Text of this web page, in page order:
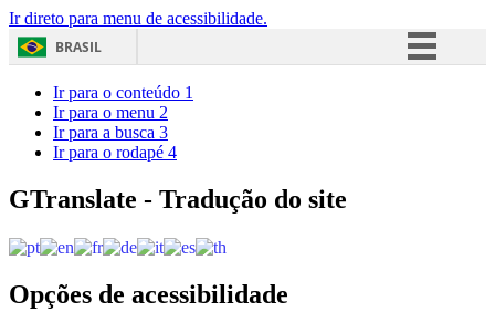
Ir direto para menu de acessibilidade.
BRASIL
Acesso à informação
Ir para o conteúdo 1
Ir para o menu 2
Ir para a busca 3
Ir para o rodapé 4
GTranslate - Tradução do site
Opções de acessibilidade